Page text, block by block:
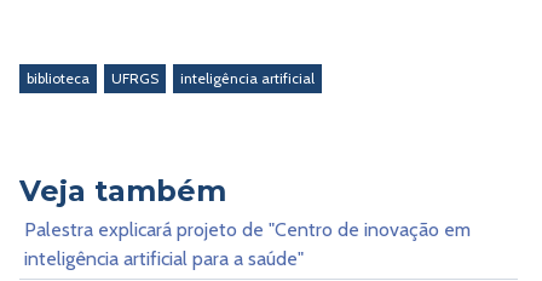
biblioteca UFRGS inteligência artificial
Veja também
Palestra explicará projeto de "Centro de inovação em
inteligência artificial para a saúde"